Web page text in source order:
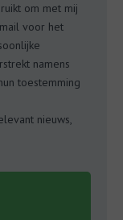
om met mij
voor het
namens
toestemming
nieuws,